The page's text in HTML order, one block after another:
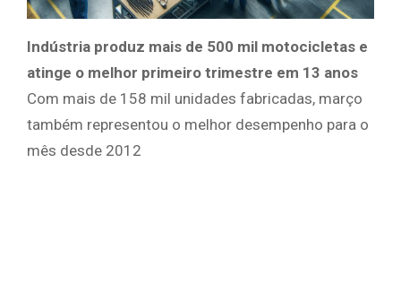
Indústria produz mais de 500 mil motocicletas e
atinge o melhor primeiro trimestre em 13 anos
Com mais de 158 mil unidades fabricadas, março
também representou o melhor desempenho para o
mês desde 2012